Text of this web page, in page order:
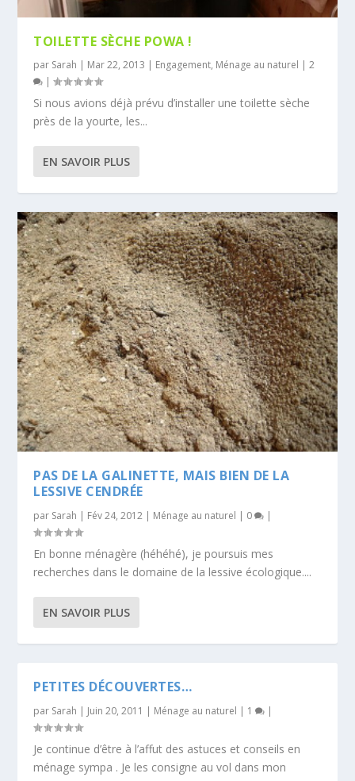
TOILETTE SÈCHE POWA !
par Sarah | Mar 22, 2013 | Engagement, Ménage au naturel |2
|
Si nous avions déjà prévu d’installer une toilette sèche
près de la yourte, les...
EN SAVOIR PLUS
PAS DE LA GALINETTE, MAIS BIEN DE LA
LESSIVE CENDRÉE
par Sarah | Fév 24, 2012 | Ménage au naturel | 0 |
En bonne ménagère (héhéhé), je poursuis mes
recherches dans le domaine de la lessive écologique....
EN SAVOIR PLUS
PETITES DÉCOUVERTES…
par Sarah | Juin 20, 2011 | Ménage au naturel | 1 |
Je continue d’être à l’affut des astuces et conseils en
ménage sympa . Je les consigne au vol dans mon